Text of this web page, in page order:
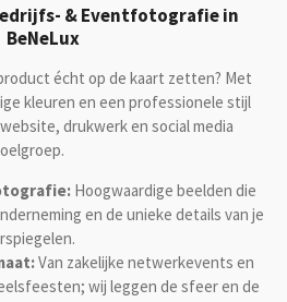
& Eventfotografie in
BeNeLux
écht op de kaart zetten? Met
kleuren en een professionele stijl
drukwerk en social media
Hoogwaardige beelden die
en de unieke details van je
Van zakelijke netwerkevents en
wij leggen de sfeer en de